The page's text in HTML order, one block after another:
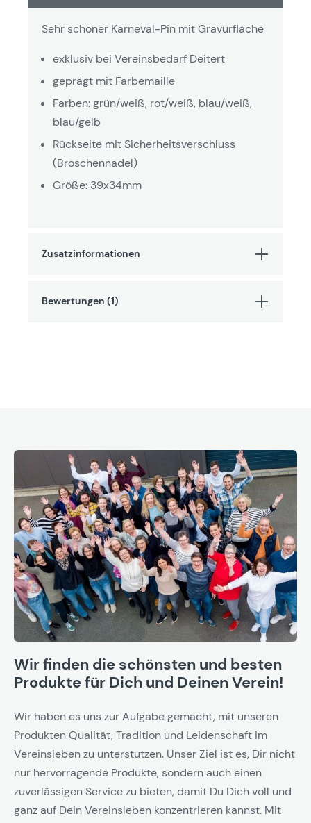
Sehr schöner Karneval-Pin mit Gravurfläche
exklusiv bei Vereinsbedarf Deitert
geprägt mit Farbemaille
Farben: grün/weiß, rot/weiß, blau/weiß,
blau/gelb
Rückseite mit Sicherheitsverschluss
(Broschennadel)
Größe: 39x34mm
Zusatzinformationen
Bewertungen (1)
Wir finden die schönsten und besten
Produkte für Dich und Deinen Verein!
Wir haben es uns zur Aufgabe gemacht, mit unseren
Produkten Qualität, Tradition und Leidenschaft im
Vereinsleben zu unterstützen. Unser Ziel ist es, Dir nicht
nur hervorragende Produkte, sondern auch einen
zuverlässigen Service zu bieten, damit Du Dich voll und
ganz auf Dein Vereinsleben konzentrieren kannst. Mit